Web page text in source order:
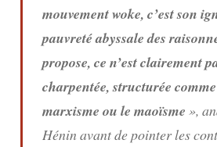
mouvement woke, c’est son
pauvreté abyssale des
propose, ce n’est clairement
charpentée, structurée
marxisme ou le maoïsme »,
Hénin avant de pointer les